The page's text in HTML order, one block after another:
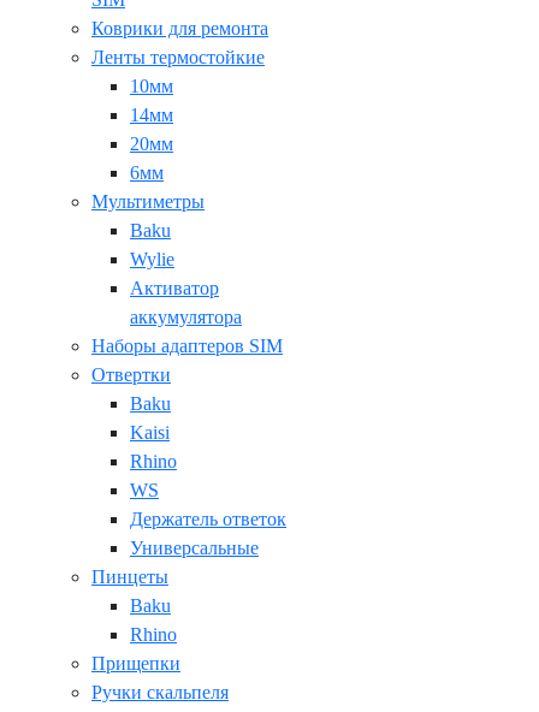
Коврики для ремонта
Ленты термостойкие
10мм
14мм
20мм
6мм
Мультиметры
Baku
Wylie
Активатор
аккумулятора
Наборы адаптеров SIM
Отвертки
Baku
Kaisi
Rhino
WS
Держатель ответок
Универсальные
Пинцеты
Baku
Rhino
Прищепки
Ручки скальпеля